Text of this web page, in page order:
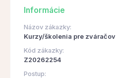
Informácie
Názov zákazky:
Kurzy/školenia pre zváračov
Kód zákazky:
Z20262254
Postup: